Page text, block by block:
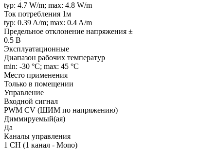
typ: 4.7 W/m; max: 4.8 W/m
Ток потребления 1м
typ: 0.39 A/m; max: 0.4 A/m
Предельное отклонение напряжения ±
0.5 В
Эксплуатационные
Диапазон рабочих температур
min: -30 °C; max: 45 °C
Место применения
Только в помещении
Управление
Входной сигнал
PWM СV (ШИМ по напряжению)
Диммируемый(ая)
Да
Каналы управления
1 CH (1 канал - Mono)